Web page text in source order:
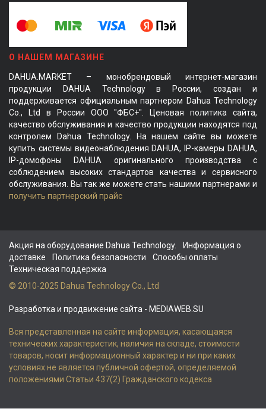
О НАШЕМ МАГАЗИНЕ
DAHUA.MARKET – монобрендовый интернет-магазин
продукции DAHUA Technology в России, создан и
поддерживается официальным партнером Dahua Technology
Co., Ltd в России ООО "ФБС+". Ценовая политика сайта,
качество обслуживания и качество продукции находятся под
контролем Dahua Technology. На нашем сайте вы можете
купить системы видеонаблюдения DAHUA, IP-камеры DAHUA,
IP-домофоны DAHUA оригинального производства с
соблюдением высоких стандартов качества и сервисного
обслуживания. Вы так же можете стать нашими партнерами и
получить партнерский прайс
Акция на оборудование Dahua Technology.
Информация о
доставке
Политика безопасности
Способы оплаты
Техническая поддержка
© 2010-2025 Dahua Technology Co., Ltd
Разработка и продвижение сайта - MEDIAWEB.SU
Вся представленная на сайте информация, касающаяся
технических характеристик, наличия на складе, стоимости
товаров, носит информационный характер и ни при каких
условиях не является публичной офертой, определяемой
положениями Статьи 437(2) Гражданского кодекса